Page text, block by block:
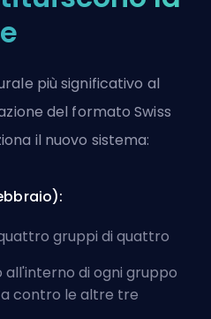
più significativo al
del formato Swiss
il nuovo sistema:
gruppi di quattro
all'interno di ogni gruppo
contro le altre tre